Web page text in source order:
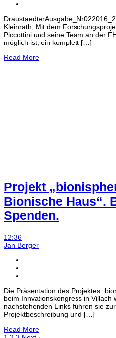
Kleinrath; Mit dem
Piccottini und seine Team an der
möglich ist, ein komplett […]
Read More
Projekt
Bionische Haus“.
Spenden.
12:36
Jan Berger
Die Präsentation des Projektes
beim Innvationskongress in Villach
nachstehenden Links führen sie
Projektbeschreibung und […]
Read More